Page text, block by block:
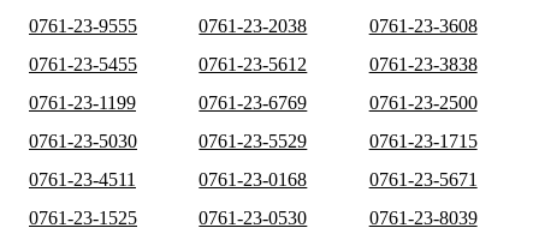
0761-23-9555
0761-23-2038
0761-23-3608
0761-23-5455
0761-23-5612
0761-23-3838
0761-23-1199
0761-23-6769
0761-23-2500
0761-23-5030
0761-23-5529
0761-23-1715
0761-23-4511
0761-23-0168
0761-23-5671
0761-23-1525
0761-23-0530
0761-23-8039